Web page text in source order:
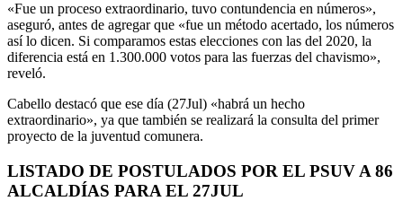
«Fue un proceso extraordinario, tuvo contundencia en números»,
aseguró, antes de agregar que «fue un método acertado, los números
así lo dicen. Si comparamos estas elecciones con las del 2020, la
diferencia está en 1.300.000 votos para las fuerzas del chavismo»,
reveló.
Cabello destacó que ese día (27Jul) «habrá un hecho
extraordinario», ya que también se realizará la consulta del primer
proyecto de la juventud comunera.
LISTADO DE POSTULADOS POR EL PSUV A 86
ALCALDÍAS PARA EL 27JUL